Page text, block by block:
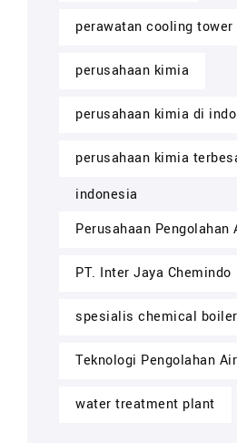
perawatan cooling tower
perusahaan kimia
perusahaan kimia di
perusahaan kimia
indonesia
Perusahaan Pengolahan
PT. Inter Jaya Chemindo
spesialis chemical boiler
Teknologi Pengolahan Air
water treatment plant